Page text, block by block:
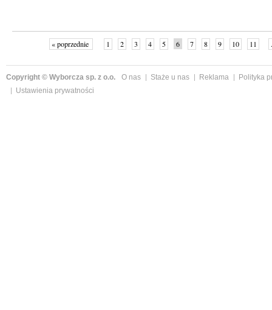
« poprzednie 1 2 3 4 5 6 7 8 9 10 11
Copyright © Wyborcza sp. z o.o. O nas Staże u nas Reklama
Polityka
Ustawienia prywatności